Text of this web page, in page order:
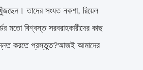
খুঁজছেন। তাদের সংযত নকশা, রিয়েল
মতো বিশ্বস্ত সরবরাহকারীদের কাছ
উন্নত করতে প্রস্তুত?আজই আমাদের